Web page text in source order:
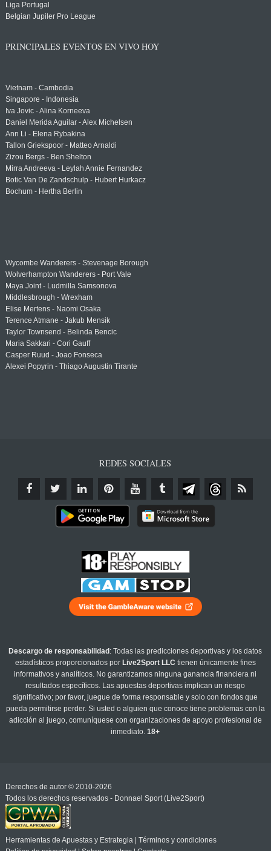
Liga Portugal
Belgian Jupiler Pro League
PRINCIPALES EVENTOS EN VIVO HOY
Vietnam - Cambodia
Singapore - Indonesia
Iva Jovic - Alina Korneeva
Daniel Merida Aguilar - Alex Michelsen
Ann Li - Elena Rybakina
Tallon Griekspoor - Matteo Arnaldi
Zizou Bergs - Ben Shelton
Mirra Andreeva - Leylah Annie Fernandez
Botic Van De Zandschulp - Hubert Hurkacz
Bochum - Hertha Berlin
Wycombe Wanderers - Stevenage Borough
Wolverhampton Wanderers - Port Vale
Maya Joint - Ludmilla Samsonova
Middlesbrough - Wrexham
Elise Mertens - Naomi Osaka
Terence Atmane - Jakub Mensik
Taylor Townsend - Belinda Bencic
Maria Sakkari - Cori Gauff
Casper Ruud - Joao Fonseca
Alexei Popyrin - Thiago Augustin Tirante
REDES SOCIALES
Descargo de responsabilidad : Todas las predicciones deportivas y los datos
estadísticos proporcionados por Live2Sport LLC tienen únicamente fines
informativos y analíticos. No garantizamos ninguna ganancia financiera ni
resultados específicos. Las apuestas deportivas implican un riesgo
significativo; por favor, juegue de forma responsable y solo con fondos que
pueda permitirse perder. Si usted o alguien que conoce tiene problemas con la
adicción al juego, comuníquese con organizaciones de apoyo profesional de
inmediato.18+
Derechos de autor © 2010-2026
Todos los derechos reservados - Donnael Sport (Live2Sport)
Herramientas de Apuestas y Estrategia| Términos y condiciones